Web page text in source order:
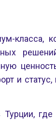
класса,
и статус,